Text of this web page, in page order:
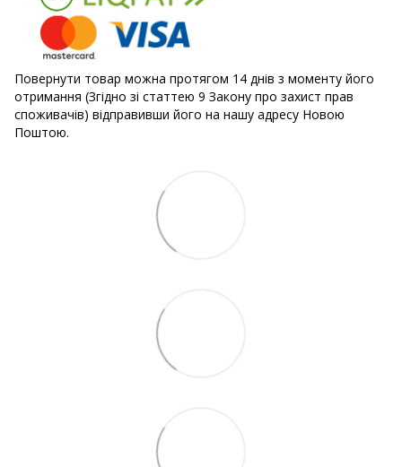
Повернути товар можна протягом 14 днів з моменту його
отримання (Згідно зі статтею 9 Закону про захист прав
споживачів) відправивши його на нашу адресу Новою
Поштою.